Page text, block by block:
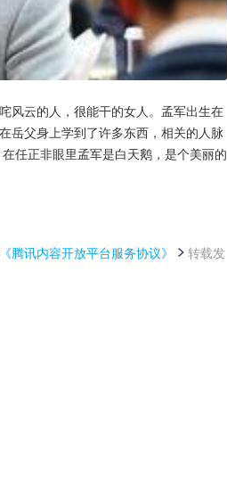
风云的人，很能干的女人。孟军出生在
岳父身上学到了许多东西，相关的人脉
任正非眼里孟军是白天鹅，是个美丽的
《腾讯内容开放平台服务协议》
转载发